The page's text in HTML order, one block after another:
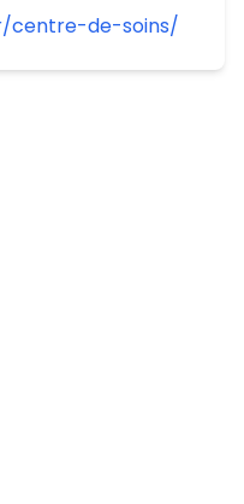
centre-de-soins/